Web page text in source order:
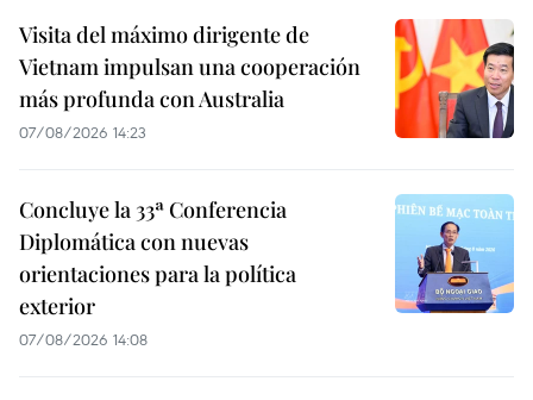
Visita del máximo dirigente de
Vietnam impulsan una cooperación
más profunda con Australia
07/08/2026 14:23
Concluye la 33ª Conferencia
Diplomática con nuevas
orientaciones para la política
exterior
07/08/2026 14:08